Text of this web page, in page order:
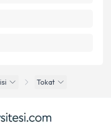
Tokat